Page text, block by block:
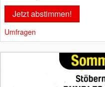
Umfragen